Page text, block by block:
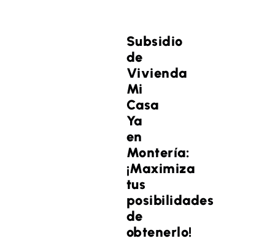
Subsidio
de
Vivienda
Mi
Casa
Ya
en
Montería:
¡Maximiza
tus
posibilidades
de
obtenerlo!